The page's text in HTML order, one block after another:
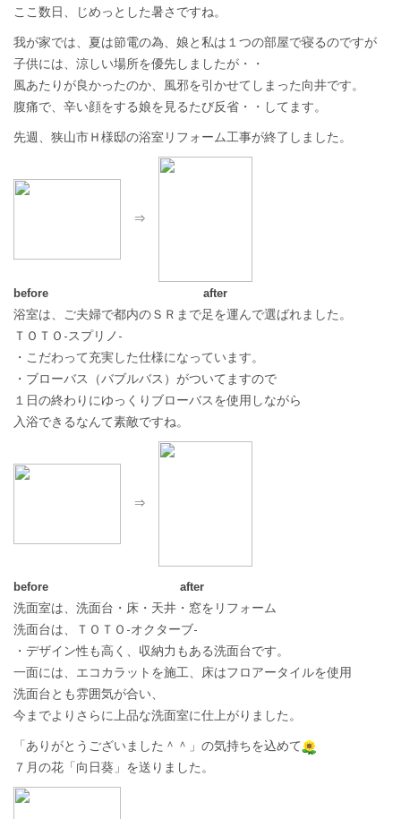
ここ数日、じめっとした暑さですね。
我が家では、夏は節電の為、娘と私は１つの部屋で寝るのですが
子供には、涼しい場所を優先しましたが・・
風あたりが良かったのか、風邪を引かせてしまった向井です。
腹痛で、辛い顔をする娘を見るたび反省・・してます。
先週、狭山市Ｈ様邸の浴室リフォーム工事が終了しました。
⇒
before after
浴室は、ご夫婦で都内のＳＲまで足を運んで選ばれました。
ＴＯＴＯ-スプリノ-
・こだわって充実した仕様になっています。
・ブローバス（バブルバス）がついてますので
１日の終わりにゆっくりブローバスを使用しながら
入浴できるなんて素敵ですね。
⇒
before after
洗面室は、洗面台・床・天井・窓をリフォーム
洗面台は、ＴＯＴＯ-オクターブ-
・デザイン性も高く、収納力もある洗面台です。
一面には、エコカラットを施工、床はフロアータイルを使用
洗面台とも雰囲気が合い、
今までよりさらに上品な洗面室に仕上がりました。
「ありがとうございました＾＾」の気持ちを込めて
７月の花「向日葵」を送りました。